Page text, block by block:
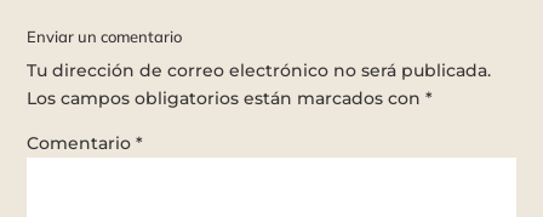
Enviar un comentario
Tu dirección de correo electrónico no será publicada.
Los campos obligatorios están marcados con*
Comentario*